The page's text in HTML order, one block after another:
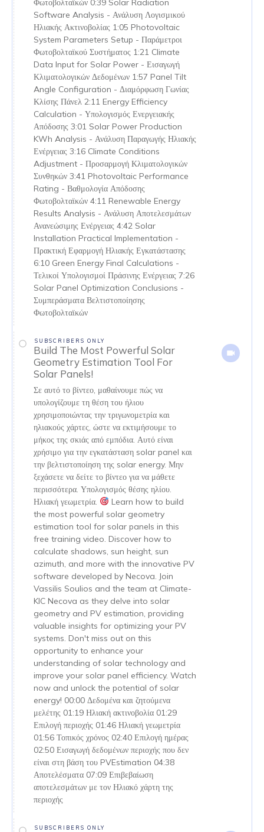
Software Analysis - Ανάλυση Λογισμικού
Ηλιακής Ακτινοβολίας 1:05 Photovoltaic
System Parameters Setup - Παράμετροι
Φωτοβολταϊκού Συστήματος 1:21 Climate
Data Input for Solar Power - Εισαγωγή
Κλιματολογικών Δεδομένων 1:57 Panel Tilt
Angle Configuration - Διαμόρφωση Γωνίας
Κλίσης Πάνελ 2:11 Energy Efficiency
Calculation - Υπολογισμός Ενεργειακής
Απόδοσης 3:01 Solar Power Production
KWh Analysis - Ανάλυση Παραγωγής Ηλιακής
Ενέργειας 3:16 Climate Conditions
Adjustment - Προσαρμογή Κλιματολογικών
Συνθηκών 3:41 Photovoltaic Performance
Rating - Βαθμολογία Απόδοσης
Φωτοβολταϊκών 4:11 Renewable Energy
Results Analysis - Ανάλυση Αποτελεσμάτων
Ανανεώσιμης Ενέργειας 4:42 Solar
Installation Practical Implementation -
Πρακτική Εφαρμογή Ηλιακής Εγκατάστασης
6:10 Green Energy Final Calculations -
Τελικοί Υπολογισμοί Πράσινης Ενέργειας 7:26
Solar Panel Optimization Conclusions -
Συμπεράσματα Βελτιστοποίησης
Φωτοβολταϊκών
SUBSCRIBERS ONLY
Build The Most Powerful Solar
Geometry Estimation Tool For
Solar Panels!
Σε αυτό το βίντεο, μαθαίνουμε πώς να
υπολογίζουμε τη θέση του ήλιου
χρησιμοποιώντας την τριγωνομετρία και
ηλιακούς χάρτες, ώστε να εκτιμήσουμε το
μήκος της σκιάς από εμπόδια. Αυτό είναι
χρήσιμο για την εγκατάσταση solar panel και
την βελτιστοποίηση της solar energy. Μην
ξεχάσετε να δείτε το βίντεο για να μάθετε
περισσότερα. Υπολογισμός θέσης ηλίου.
Ηλιακή γεωμετρία.
Learn how to build
the most powerful solar geometry
estimation tool for solar panels in this
free training video. Discover how to
calculate shadows, sun height, sun
azimuth, and more with the innovative PV
software developed by Necova. Join
Vassilis Soulios and the team at Climate-
KIC Necova as they delve into solar
geometry and PV estimation, providing
valuable insights for optimizing your PV
systems. Don't miss out on this
opportunity to enhance your
understanding of solar technology and
improve your solar panel efficiency. Watch
now and unlock the potential of solar
energy! 00:00 Δεδομένα και ζητούμενα
μελέτης 01:19 Ηλιακή ακτινοβολία 01:29
Επιλογή περιοχής 01:46 Ηλιακή γεωμετρία
01:56 Τοπικός χρόνος 02:40 Επιλογή ημέρας
02:50 Εισαγωγή δεδομένων περιοχής που δεν
είναι στη βάση του PVEstimation 04:38
Αποτελέσματα 07:09 Επιβεβαίωση
αποτελεσμάτων με τον Ηλιακό χάρτη της
περιοχής
SUBSCRIBERS ONLY